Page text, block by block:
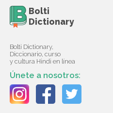
Bolti
Dictionary
Bolti Dictionary,
Diccionario, curso
y cultura Hindi en línea
Únete a nosotros: